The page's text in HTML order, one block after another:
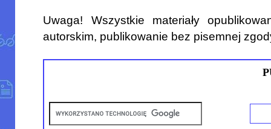
Uwaga! Wszystkie materiały
autorskim, publikowanie bez pisemnej